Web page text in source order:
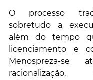
O processo
sobretudo a
além do tempo
licenciamento e
Menospreza-se
racionalização,